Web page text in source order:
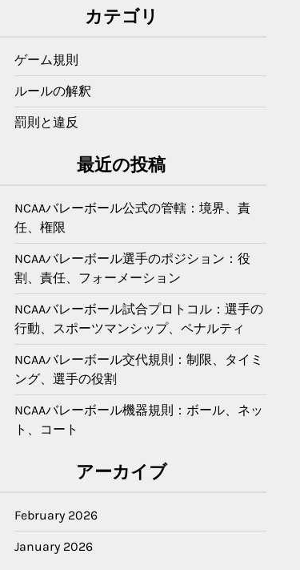
カテゴリ
ゲーム規則
ルールの解釈
罰則と違反
最近の投稿
NCAAバレーボール公式の管轄：境界、責
任、権限
NCAAバレーボール選手のポジション：役
割、責任、フォーメーション
NCAAバレーボール試合プロトコル：選手の
行動、スポーツマンシップ、ペナルティ
NCAAバレーボール交代規則：制限、タイミ
ング、選手の役割
NCAAバレーボール機器規則：ボール、ネッ
ト、コート
アーカイブ
February 2026
January 2026